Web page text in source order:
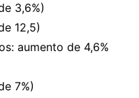
3,6%)
12,5)
aumento de 4,6%
7%)